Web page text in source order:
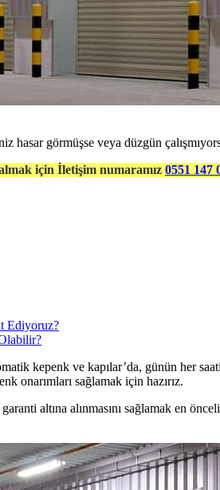
hasar görmüşse veya düzgün
için İletişim numaramız 0551 147
Ediyoruz?
kepenk ve kapılar’da, günün her
onarımları sağlamak için hazırız.
altına alınmasını sağlamak en